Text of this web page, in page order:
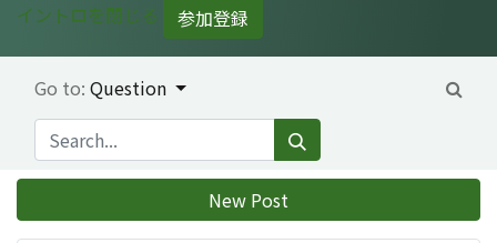
イントロを閉じる
参加登録
Go to: Question
New Post